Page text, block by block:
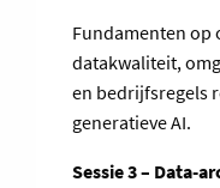
Fundamenten op
datakwaliteit,
en bedrijfsregels
generatieve AI.
Sessie 3 – Data-